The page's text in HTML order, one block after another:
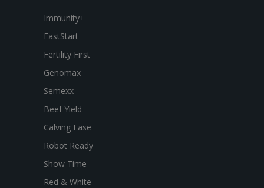
Immunity+
FastStart
Fertility First
Genomax
Semexx
Beef Yield
Calving Ease
Robot Ready
Show Time
Red & White